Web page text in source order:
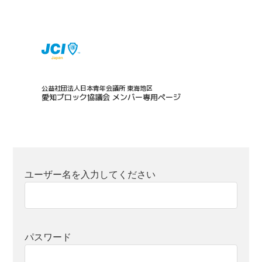
公益社団法人日本青年会議所 東海地区
愛知ブロック協議会 メンバー専用ページ
ユーザー名を入力してください
パスワード